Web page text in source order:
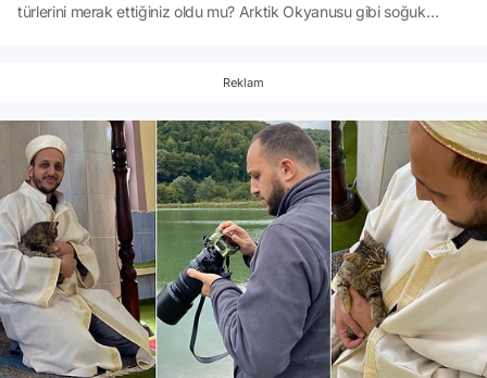
türlerini merak ettiğiniz oldu mu? Arktik Okyanusu gibi soğuk
Bu bölgede, en çok rastlanan kuş türü olan ötücü kuşlarla ve eğer
bulunan birbirinden farklı ve güzel kuşları sizin için derledik.
Bakalım siz en çok hangisini beğeneceksiniz...
Reklam